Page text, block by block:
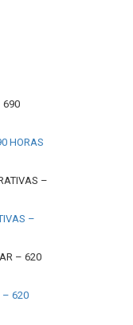
HORAS
–
– 620